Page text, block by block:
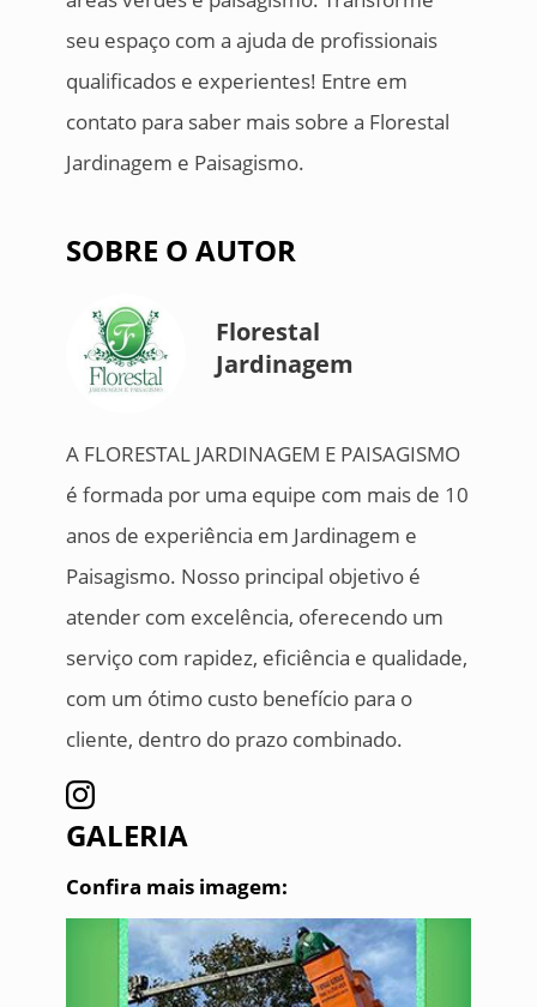
seu espaço com a ajuda de profissionais
qualificados e experientes! Entre em
contato para saber mais sobre a Florestal
Jardinagem e Paisagismo.
SOBRE O AUTOR
Florestal
Jardinagem
A FLORESTAL JARDINAGEM E PAISAGISMO
é formada por uma equipe com mais de 10
anos de experiência em Jardinagem e
Paisagismo. Nosso principal objetivo é
atender com excelência, oferecendo um
serviço com rapidez, eficiência e qualidade,
com um ótimo custo benefício para o
cliente, dentro do prazo combinado.
GALERIA
Confira mais imagem: